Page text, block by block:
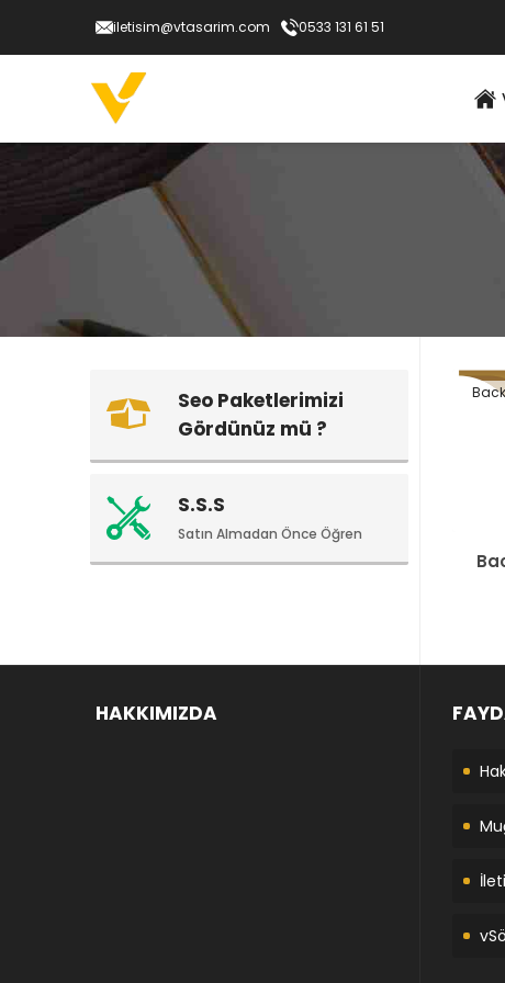
iletisim@vtasarim.com 0533 131 61 51
Seo Paketlerimizi
Gördünüz mü ?
S.S.S
Satın Almadan Önce Öğren
HAKKIMIZDA